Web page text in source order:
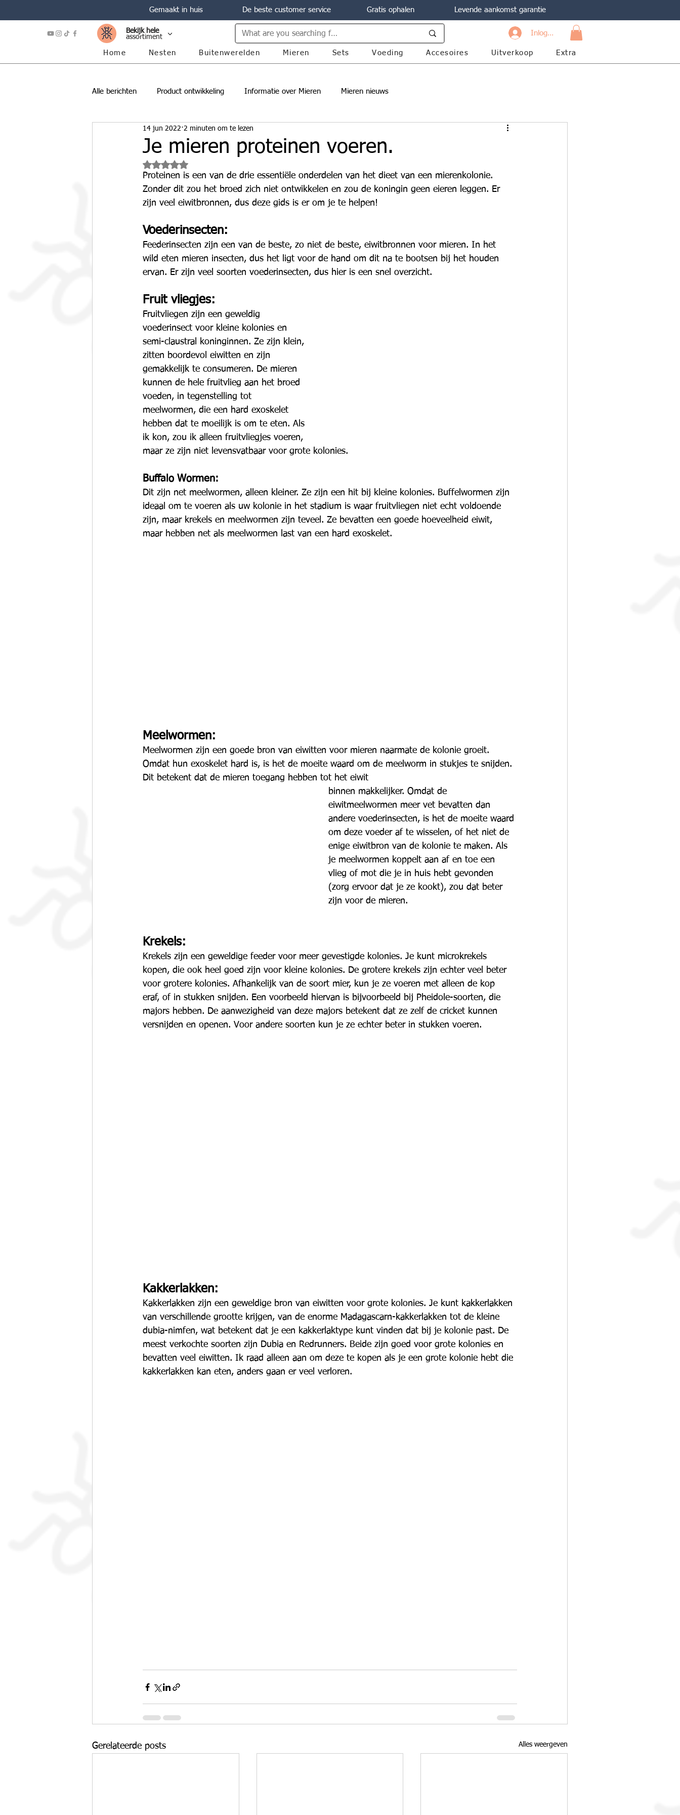
Gemaakt in huis De beste customer service Gratis ophalen Levende aankomst garantie
Bekijk hele
assortiment
Inloggen
Home Nesten Buitenwerelden Mieren Sets Voeding Accesoires Uitverkoop Extra
Alle berichten Product ontwikkeling Informatie over Mieren Mieren nieuws
Je mieren proteinen voeren.
14 jun 2022 2 minuten om te lezen
Beoordeeld met NaN uit 5 sterren.
Proteinen is een van de drie essentiële onderdelen van het dieet van een mierenkolonie.
Zonder dit zou het broed zich niet ontwikkelen en zou de koningin geen eieren leggen. Er
zijn veel eiwitbronnen, dus deze gids is er om je te helpen!
Voederinsecten:
Feederinsecten zijn een van de beste, zo niet de beste, eiwitbronnen voor mieren. In het
wild eten mieren insecten, dus het ligt voor de hand om dit na te bootsen bij het houden
ervan. Er zijn veel soorten voederinsecten, dus hier is een snel overzicht.
Fruit vliegjes:
Fruitvliegen zijn een geweldig
voederinsect voor kleine kolonies en
semi-claustral koninginnen. Ze zijn klein,
zitten boordevol eiwitten en zijn
gemakkelijk te consumeren. De mieren
kunnen de hele fruitvlieg aan het broed
voeden, in tegenstelling tot
meelwormen, die een hard exoskelet
hebben dat te moeilijk is om te eten. Als
ik kon, zou ik alleen fruitvliegjes voeren,
maar ze zijn niet levensvatbaar voor grote kolonies.
Buffalo Wormen:
Dit zijn net meelwormen, alleen kleiner. Ze zijn een hit bij kleine kolonies. Buffelwormen zijn
ideaal om te voeren als uw kolonie in het stadium is waar fruitvliegen niet echt voldoende
zijn, maar krekels en meelwormen zijn teveel. Ze bevatten een goede hoeveelheid eiwit,
maar hebben net als meelwormen last van een hard exoskelet.
Meelwormen:
Meelwormen zijn een goede bron van eiwitten voor mieren naarmate de kolonie groeit.
Omdat hun exoskelet hard is, is het de moeite waard om de meelworm in stukjes te snijden.
Dit betekent dat de mieren toegang hebben tot het eiwit
binnen makkelijker. Omdat de
eiwitmeelwormen meer vet bevatten dan
andere voederinsecten, is het de moeite waard
om deze voeder af te wisselen, of het niet de
enige eiwitbron van de kolonie te maken. Als
je meelwormen koppelt aan af en toe een
vlieg of mot die je in huis hebt gevonden
(zorg ervoor dat je ze kookt), zou dat beter
zijn voor de mieren.
Krekels:
Krekels zijn een geweldige feeder voor meer gevestigde kolonies. Je kunt microkrekels
kopen, die ook heel goed zijn voor kleine kolonies. De grotere krekels zijn echter veel beter
voor grotere kolonies. Afhankelijk van de soort mier, kun je ze voeren met alleen de kop
eraf, of in stukken snijden. Een voorbeeld hiervan is bijvoorbeeld bij Pheidole-soorten, die
majors hebben. De aanwezigheid van deze majors betekent dat ze zelf de cricket kunnen
versnijden en openen. Voor andere soorten kun je ze echter beter in stukken voeren.
Kakkerlakken:
Kakkerlakken zijn een geweldige bron van eiwitten voor grote kolonies. Je kunt kakkerlakken
van verschillende grootte krijgen, van de enorme Madagascarn-kakkerlakken tot de kleine
dubia-nimfen, wat betekent dat je een kakkerlaktype kunt vinden dat bij je kolonie past. De
meest verkochte soorten zijn Dubia en Redrunners. Beide zijn goed voor grote kolonies en
bevatten veel eiwitten. Ik raad alleen aan om deze te kopen als je een grote kolonie hebt die
kakkerlakken kan eten, anders gaan er veel verloren.
Gerelateerde posts Alles weergeven